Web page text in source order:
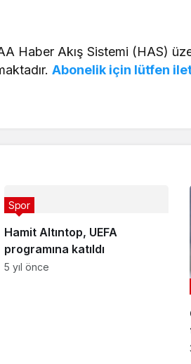
Haber Akış Sistemi (HAS)
Abonelik için lütfen
Hamit Altıntop, UEFA
programına katıldı
Spor
5 yıl önce